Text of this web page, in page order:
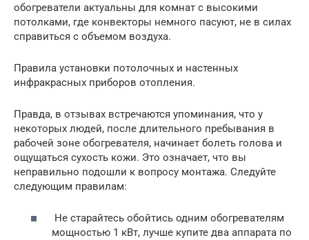
обогреватели актуальны для комнат с высокими
потолками, где конвекторы немного пасуют, не в силах
справиться с объемом воздуха.
Правила установки потолочных и настенных
инфракрасных приборов отопления.
Правда, в отзывах встречаются упоминания, что у
некоторых людей, после длительного пребывания в
рабочей зоне обогревателя, начинает болеть голова и
ощущаться сухость кожи. Это означает, что вы
неправильно подошли к вопросу монтажа. Следуйте
следующим правилам:
Не старайтесь обойтись одним обогревателям
мощностью 1 кВт, лучше купите два аппарата по